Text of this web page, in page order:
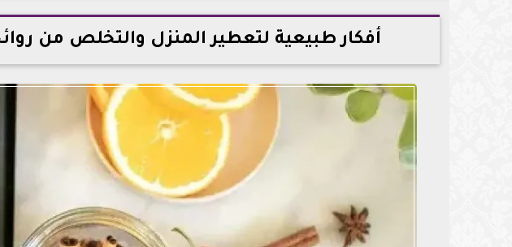
2026-05-22 14:24:49
أفكار طبيعية لتعطير المنزل والتخلص من